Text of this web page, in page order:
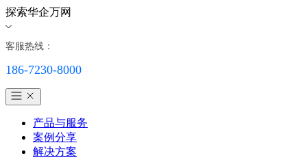
探索华企万网
客服热线：
186-7230-8000
产品与服务
案例分享
解决方案